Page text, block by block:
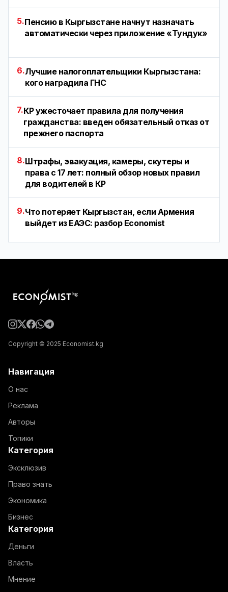
5.Пенсию в Кыргызстане начнут назначать
автоматически через приложение «Тундук»
6.Лучшие налогоплательщики Кыргызстана:
кого наградила ГНС
7.КР ужесточает правила для получения
гражданства: введен обязательный отказ от
прежнего паспорта
8.Штрафы, эвакуация, камеры, скутеры и
права с 17 лет: полный обзор новых правил
для водителей в КР
9.Что потеряет Кыргызстан, если Армения
выйдет из ЕАЭС: разбор Economist
Copyright © 2025 Economist.kg
Навигация
О нас
Реклама
Авторы
Топики
Категория
Эксклюзив
Право знать
Экономика
Бизнес
Категория
Деньги
Власть
Мнение